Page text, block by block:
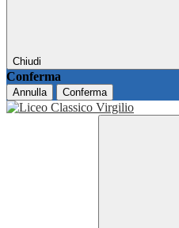
Chiudi
Conferma
Annulla Conferma